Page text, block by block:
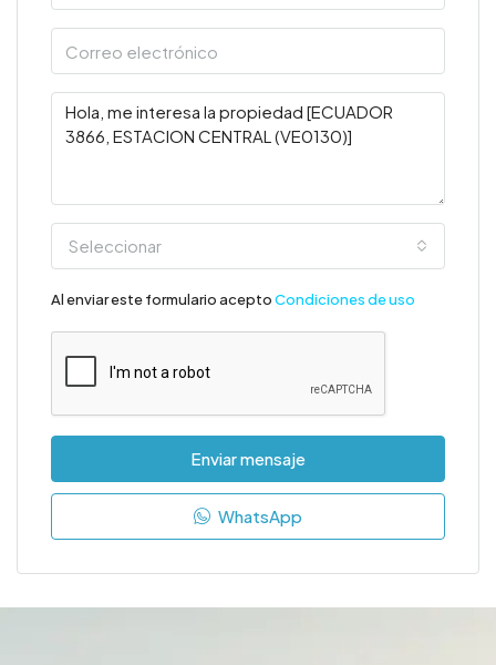
Seleccionar
Al enviar este formulario aceptoCondiciones de uso
Enviar mensaje
WhatsApp